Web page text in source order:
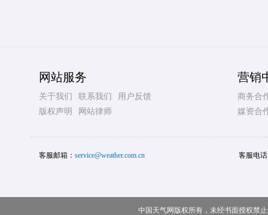
网站服务
关于我们 联系我们
用户反馈
版权声明
网站律师
营销
商务合
媒资合
客服邮箱： service@weather.com.cn 客服电
中国天气网版权所有，未经书面授权